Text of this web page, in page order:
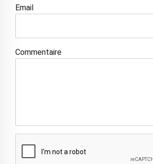
Email
Commentaire